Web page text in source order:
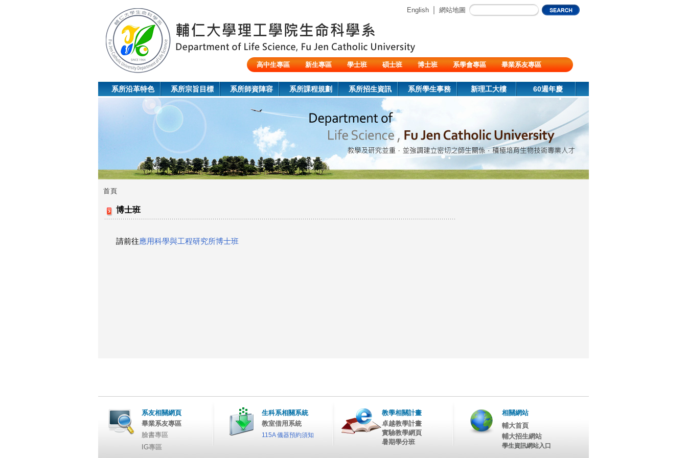
English 網站地圖
高中生專區 新生專區 學士班 碩士班 博士班 系學會專區
畢業系友專區
系所沿革特色 系所宗旨目標 系所師資陣容 系所課程規劃 系所招生資訊 系所學生事務 新理工大樓 60週年慶
您
首頁
博士班
請前往應用科學與工程研究所博士班
系友相關網頁
畢業系友專區
臉書專區
IG專區
生科系相關系統
教室借用系統
115A 儀器預約須知
教學相關計畫
卓越教學計畫
實驗教學網頁
暑期學分班
相關網站
輔大首頁
輔大招生網站
學生資訊網站入口